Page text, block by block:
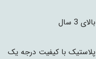
بالای 3 سال
پلاستیک با کیفیت درجه یک